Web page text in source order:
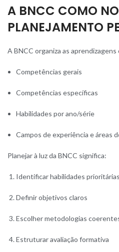
A BNCC COMO
PLANEJAMENTO
A BNCC organiza as
Competências gerais
Competências específicas
Habilidades por ano/série
Campos de experiência e áreas
Planejar à luz da BNCC significa:
Identificar habilidades prioritárias
Definir objetivos claros
Escolher metodologias
Estruturar avaliação formativa